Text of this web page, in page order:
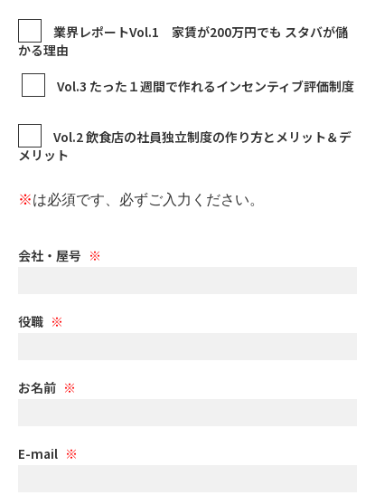
業界レポートVol.1 家賃が200万円でも スタバが儲
かる理由
Vol.3 たった１週間で作れるインセンティブ評価制度
Vol.2 飲食店の社員独立制度の作り方とメリット＆デ
メリット
※は必須です、必ずご入力ください。
会社・屋号
役職
お名前
E-mail